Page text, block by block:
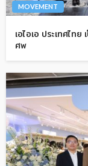
MOVEMENT
เอไอเอ ประเทศไท
ศพ